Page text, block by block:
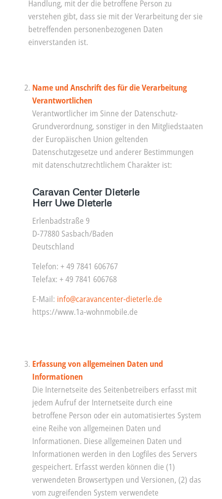
Handlung, mit der die betroffene Person zu
verstehen gibt, dass sie mit der Verarbeitung der sie
betreffenden personenbezogenen Daten
einverstanden ist.
Name und Anschrift des für die Verarbeitung
Verantwortlichen
Verantwortlicher im Sinne der Datenschutz-
Grundverordnung, sonstiger in den Mitgliedstaaten
der Europäischen Union geltenden
Datenschutzgesetze und anderer Bestimmungen
mit datenschutzrechtlichem Charakter ist:
Caravan Center Dieterle
Herr Uwe Dieterle
Erlenbadstraße 9
D-77880 Sasbach/Baden
Deutschland
Telefon: + 49 7841 606767
Telefax: + 49 7841 606768
E-Mail: info@caravancenter-dieterle.de
https://www.1a-wohnmobile.de
Erfassung von allgemeinen Daten und
Informationen
Die Internetseite des Seitenbetreibers erfasst mit
jedem Aufruf der Internetseite durch eine
betroffene Person oder ein automatisiertes System
eine Reihe von allgemeinen Daten und
Informationen. Diese allgemeinen Daten und
Informationen werden in den Logfiles des Servers
gespeichert. Erfasst werden können die (1)
verwendeten Browsertypen und Versionen, (2) das
vom zugreifenden System verwendete